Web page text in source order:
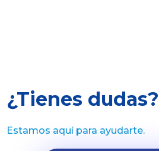
¿Tienes dudas?
Estamos aquí para ayudarte.